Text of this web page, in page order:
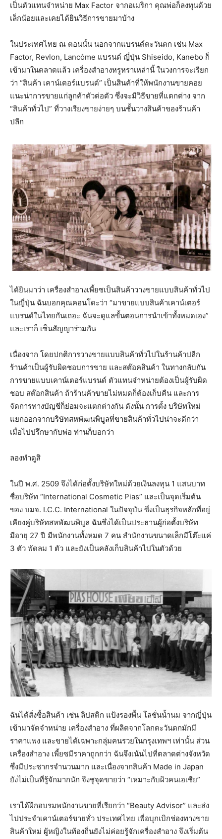
เป็นตัวแทนจำหน่าย Max Factor จากอเมริกา คุณพ่อก็ลงทุนด้วย
เล็กน้อยและเคยได้ยินวิธีการขายมาบ้าง
ในประเทศไทย ณ ตอนนั้น นอกจากแบรนด์ตะวันตก เช่น Max
Factor, Revlon, Lancôme แบรนด์ ญี่ปุ่น Shiseido, Kanebo ก็
เข้ามาในตลาดแล้ว เครื่องสำอางหรูหราเหล่านี้ ในวงการจะเรียก
ว่า “สินค้า เคาน์เตอร์แบรนด์” เป็นสินค้าที่ให้พนักงานขายคอย
แนะน่าการขายแก่ลูกค้าตัวต่อตัว ซึ่งจะมีวิธีขายที่แตกต่าง จาก
“สินค้าทั่วไป” ที่วางเรียงขายง่ายๆ บนชั้นวางสินค้าของร้านค้า
ปลีก
ได้ยินมาว่า เครื่องสำอางเพี้ยซเป็นสินค้าวางขายแบบสินค้าทั่วไป
ในญี่ปุ่น ฉันบอกคุณคอนโดะว่า “มาขายแบบสินค้าเคาน์เตอร์
แบรนด์ในไทยกันเถอะ ฉันจะดูแลขั้นตอนการนำเข้าทั้งหมดเอง”
และเราก็ เซ็นสัญญาร่วมกัน
เนื่องจาก โดยปกติการวางขายแบบสินค้าทั่วไปในร้านค้าปลีก
ร้านค้าเป็นผู้รับผิดชอบการขาย และสต๊อคสินค้า ในทางกลับกัน
การขายแบบเคาน์เตอร์แบรนด์ ตัวแทนจําหน่ายต้องเป็นผู้รับผิด
ชอบ สต๊อกสินค้า ถ้าร้านค้าขายไม่หมดก็ต้องเก็บคืน และการ
จัดการทางบัญชีก็ย่อมจะแตกต่างกัน ดังนั้น การตั้ง บริษัทใหม่
แยกออกจากบริษัทสหพัฒนพิบูลที่ขายสินค้าทั่วไปน่าจะดีกว่า
เมื่อไปปรึกษากับพ่อ ท่านก็บอกว่า
ลองทำดูสิ
ในปี พ.ศ. 2509 จึงได้ก่อตั้งบริษัทใหม่ด้วยเงินลงทุน 1 แสนบาท
ชื่อบริษัท “International Cosmetic Pias” และเป็นจุดเริ่มต้น
ของ บมจ. I.C.C. International ในปัจจุบัน ซึ่งเป็นธุรกิจหลักที่อยู่
เคียงคู่บริษัทสหพัฒนพิบูล ฉันซึ่งได้เป็นประธานผู้ก่อตั้งบริษัท
มีอายุ 27 ปี มีพนักงานทั้งหมด 7 คน สํานักงานขนาดเล็กมีโต๊ะแค่
3 ตัว พัดลม 1 ตัว และยังเป็นคลังเก็บสินค้าไปในตัวด้วย
ฉันได้สั่งซื้อสินค้า เช่น ลิปสติก แป้งรองพื้น โลชั่นน้ำนม จากญี่ปุ่น
เข้ามาจัดจําหน่าย เครื่องสำอาง ที่ผลิตจากโลกตะวันตกมักมี
ราคาแพง และขายได้เฉพาะกลุ่มคนรวยในกรุงเทพฯ เท่านั้น ส่วน
เครื่องสําอาง เพี้ยซมีราคาถูกกว่า ฉันจึงเน้นไปที่ตลาดต่างจังหวัด
ซึ่งมีประชากรจำนวนมาก และเนื่องจากสินค้า Made in Japan
ยังไม่เป็นที่รู้จักมากนัก จึงชูจุดขายว่า “เหมาะกับผิวคนเอเชีย”
เราได้ฝึกอบรมพนักงานขายที่เรียกว่า “Beauty Advisor” และส่ง
ไปประจําเคาน์เตอร์ขายทั่ว ประเทศไทย เพื่อบุกเบิกช่องทางขาย
สินค้าใหม่ ผู้หญิงในท้องถิ่นยังไม่ค่อยรู้จักเครื่องสําอาง จึงเริ่มต้น